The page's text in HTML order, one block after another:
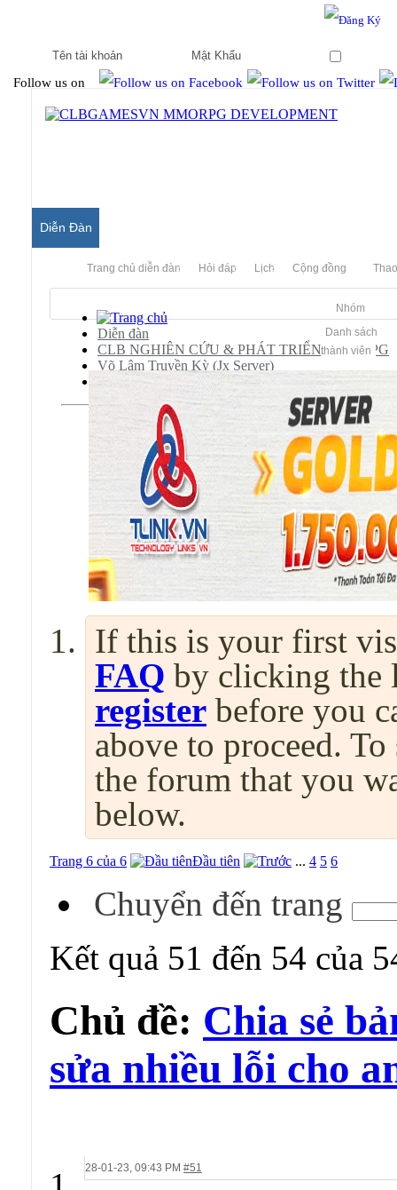
Follow us on
Diễn Đàn
Trang chủ diễn đàn Hỏi đáp Lịch Cộng đồng
Nhóm
Danh sách
thành viên
Diễn đàn
CLB NGHIÊN CỨU & PHÁT TRIỂN MMORPG
Võ Lâm Truyền Kỳ (Jx Server)
[JX]
Chia sẻ bản JX 8.1 full sạch chỉnh sửa nhiều
If this is your first
FAQ by clicking the
register before you
above to proceed.
the forum that you
below.
Trang 6 của 6 Đầu tiên ... 4 5 6
Chuyển đến trang
Kết quả 51 đến 54 của
Chủ đề: Chia sẻ
sửa nhiều lỗi cho
28-01-23, 09:43 PM #51